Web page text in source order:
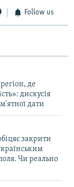
Follow us
де
дискусія
дати
закрити
Чи реально